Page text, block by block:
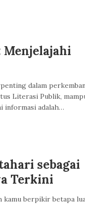
dalam
Literasi Publik,
informasi adalah…
sebagai
Terkini
kamu berpikir betapa